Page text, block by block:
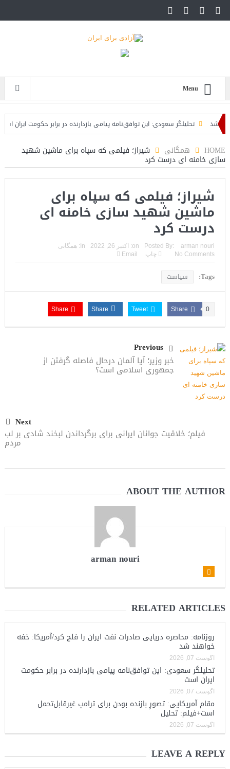
Menu
تحلیلگر سعودی: این توافق‌نامه پیامی بازدارنده در برابر حکومت ایران است
HOME همگانی شیراز؛ فیلمی که سپاه برای ماشین شهید
سازی خامنه ای درست کرد
شیراز؛ فیلمی که سپاه برای
ماشین شهید سازی خامنه ای
درست کرد
Posted By: arman nouri
on: اکتبر 26, 2022 In:
همگانی
No Comments
چاپ Email
Tags: سیاست
Share 0
Tweet
Share
Share
Previous
خبر وزیر؛ آیا آلمان درحال فاصله گرفتن از
جمهوری اسلامی است؟
Next
فیلم؛ خلاقیت جوانان ایرانی برای برگرداندن لبخند شادی بر لب
مردم
ABOUT THE AUTHOR
arman nouri
RELATED ARTICLES
روزنامه: محاصره دریایی صادرات نفت ایران را فلج کرد/آمریکا: خفه
خواهند شد
آگوست 07, 2026
تحلیلگر سعودی: این توافق‌نامه پیامی بازدارنده در برابر حکومت
ایران است
آگوست 07, 2026
مقام آمریکایی: تصورِ بازنده بودن برای ترامپ غیرقابل‌تحمل
است+فیلم: تحلیل
آگوست 07, 2026
LEAVE A REPLY